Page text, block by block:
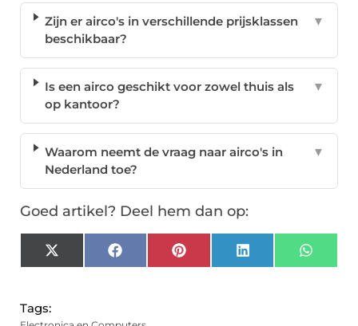
Zijn er airco's in verschillende prijsklassen
beschikbaar?
▼
Is een airco geschikt voor zowel thuis als
op kantoor?
▼
Waarom neemt de vraag naar airco's in
Nederland toe?
▼
Goed artikel? Deel hem dan op:
X
(Twitter)
FacebookPinterest LinkedIn
Tags: